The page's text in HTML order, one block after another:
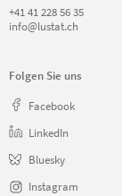
+41 41 228 56 35
info@lustat.ch
Folgen Sie uns
Facebook
LinkedIn
Bluesky
Instagram